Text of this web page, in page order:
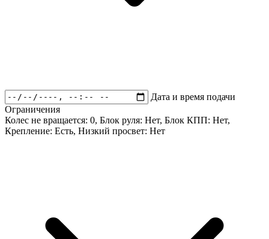
Дата и время подачи
Ограничения
Колес не вращается: 0, Блок руля: Нет, Блок КПП: Нет,
Крепление: Есть, Низкий просвет: Нет